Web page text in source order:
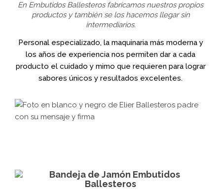
En Embutidos Ballesteros fabricamos nuestros propios
productos y también se los hacemos llegar sin
intermediarios.
Personal especializado, la maquinaria más moderna y
los años de experiencia nos permiten dar a cada
producto el cuidado y mimo que requieren para lograr
sabores únicos y resultados excelentes.